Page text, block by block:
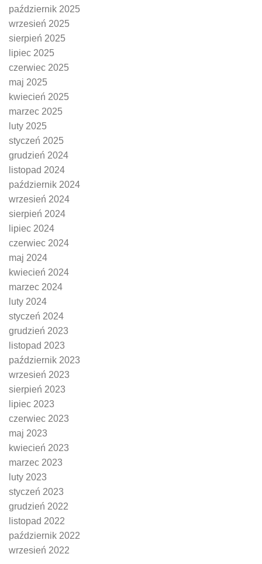
październik 2025
wrzesień 2025
sierpień 2025
lipiec 2025
czerwiec 2025
maj 2025
kwiecień 2025
marzec 2025
luty 2025
styczeń 2025
grudzień 2024
listopad 2024
październik 2024
wrzesień 2024
sierpień 2024
lipiec 2024
czerwiec 2024
maj 2024
kwiecień 2024
marzec 2024
luty 2024
styczeń 2024
grudzień 2023
listopad 2023
październik 2023
wrzesień 2023
sierpień 2023
lipiec 2023
czerwiec 2023
maj 2023
kwiecień 2023
marzec 2023
luty 2023
styczeń 2023
grudzień 2022
listopad 2022
październik 2022
wrzesień 2022